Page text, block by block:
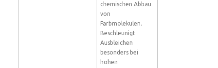
chemischen Abbau
von
Farbmolekülen.
Beschleunigt
Ausbleichen
besonders bei
hohen